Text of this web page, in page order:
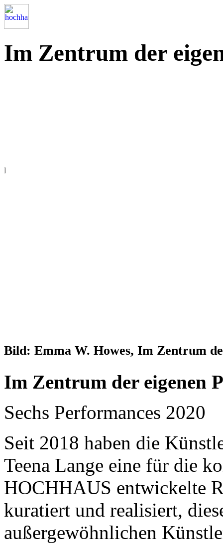
Im Zentrum der
Bild: Emma W. Howes, Im Zentrum
Im Zentrum der eigenen
Sechs Performances 2020
Seit 2018 haben die
Teena Lange eine für die
HOCHHAUS entwickelte
kuratiert und realisiert,
außergewöhnlichen